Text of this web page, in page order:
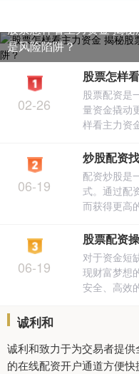
股票怎样看主力资金 揭
是风险陷阱？
股票配资是
量资金撬动
样看主力资
02-26
配资炒股是
式。通过配
而获得更高
06-19
对于资金短
现财富梦想
安全、高效
06-19
诚利和
诚利和致力于为交易者提
的在线配资开户通道方便